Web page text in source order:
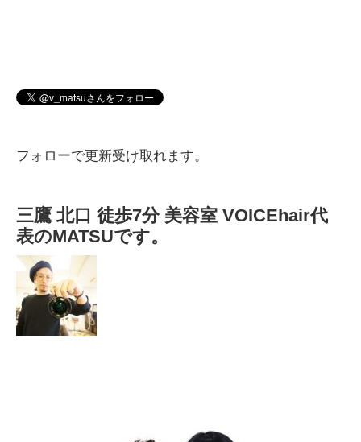
フォローで更新受け取れます。
三鷹 北口 徒歩7分 美容室 VOICEhair代
表のMATSUです。